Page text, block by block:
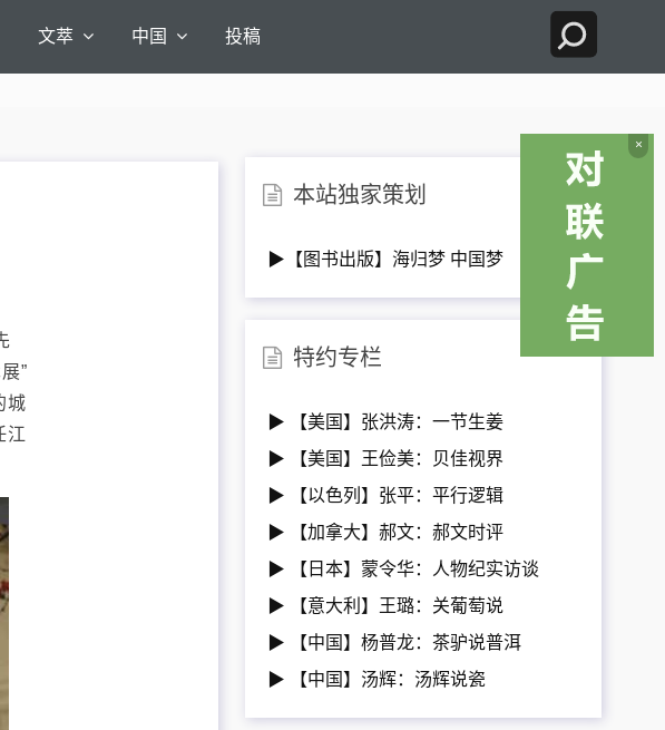
文萃 中国 投稿
”
城
江
本站独家策划
▶【图书出版】海归梦 中国梦
特约专栏
▶ 【美国】张洪涛：一节生姜
▶ 【美国】王俭美：贝佳视界
▶ 【以色列】张平：平行逻辑
▶ 【加拿大】郝文：郝文时评
▶ 【日本】蒙令华：人物纪实访谈
▶ 【意大利】王璐：关葡萄说
▶ 【中国】杨普龙：茶驴说普洱
▶ 【中国】汤辉：汤辉说瓷
×